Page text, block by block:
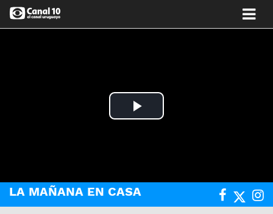
Play
LA MAÑANA EN CASA